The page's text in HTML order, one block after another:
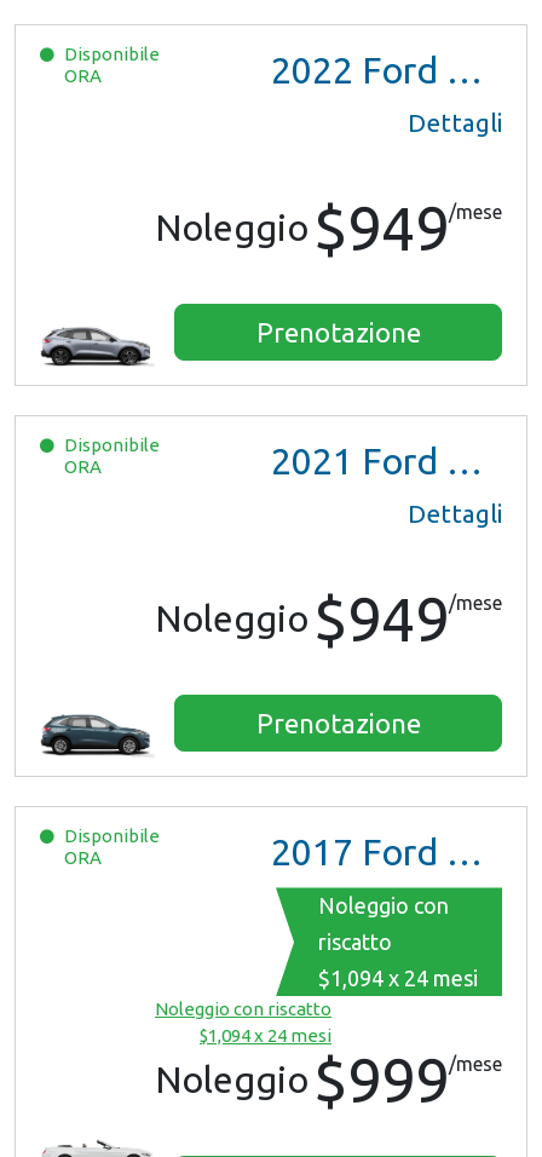
Disponibile
ORA
2022 Ford Escape SE Hybrid
Dettagli
Noleggio $949/mese
Prenotazione
Disponibile
ORA
2021 Ford Escape SE Hybrid
Dettagli
Noleggio $949/mese
Prenotazione
Disponibile
ORA
2017 Ford Mustang
Noleggio con
riscatto
$1,094 x 24 mesi
Noleggio con riscatto
$1,094 x 24 mesi
Noleggio $999/mese